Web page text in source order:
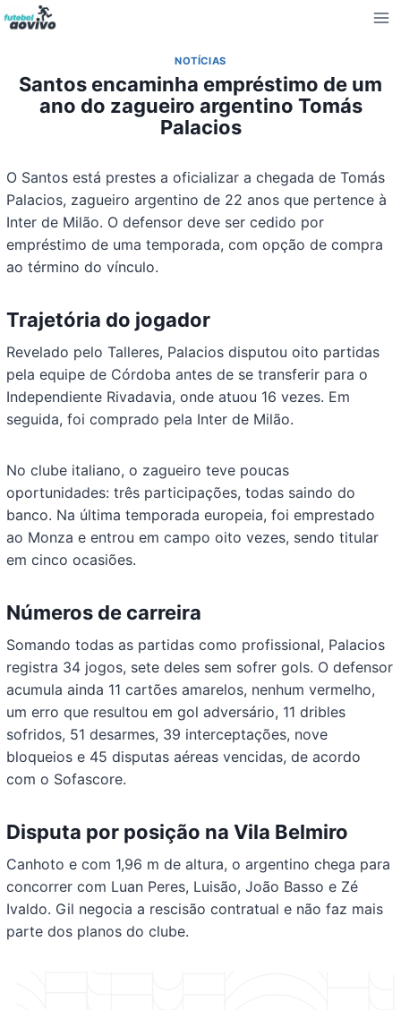
Pular
para
Conteúdo
NOTÍCIAS
Santos encaminha empréstimo de um
ano do zagueiro argentino Tomás
Palacios
O Santos está prestes a oficializar a chegada de Tomás
Palacios, zagueiro argentino de 22 anos que pertence à
Inter de Milão. O defensor deve ser cedido por
empréstimo de uma temporada, com opção de compra
ao término do vínculo.
Trajetória do jogador
Revelado pelo Talleres, Palacios disputou oito partidas
pela equipe de Córdoba antes de se transferir para o
Independiente Rivadavia, onde atuou 16 vezes. Em
seguida, foi comprado pela Inter de Milão.
No clube italiano, o zagueiro teve poucas
oportunidades: três participações, todas saindo do
banco. Na última temporada europeia, foi emprestado
ao Monza e entrou em campo oito vezes, sendo titular
em cinco ocasiões.
Números de carreira
Somando todas as partidas como profissional, Palacios
registra 34 jogos, sete deles sem sofrer gols. O defensor
acumula ainda 11 cartões amarelos, nenhum vermelho,
um erro que resultou em gol adversário, 11 dribles
sofridos, 51 desarmes, 39 interceptações, nove
bloqueios e 45 disputas aéreas vencidas, de acordo
com o Sofascore.
Disputa por posição na Vila Belmiro
Canhoto e com 1,96 m de altura, o argentino chega para
concorrer com Luan Peres, Luisão, João Basso e Zé
Ivaldo. Gil negocia a rescisão contratual e não faz mais
parte dos planos do clube.